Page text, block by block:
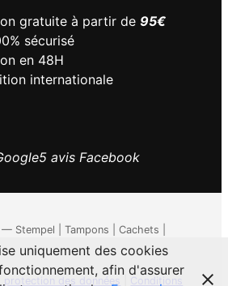
gratuite à partir de 95€
sécurisé
en 48H
internationale
5 avis Facebook
— Stempel | Tampons | Cachets |
des données Conditions
uniquement des cookies
afin d'assurer